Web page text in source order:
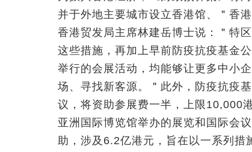
并于外地主要城市设立香港馆、＂香
香港贸发局主席林建岳博士说：＂特
这些措施，再加上早前防疫抗疫基金
举行的会展活动，均能够让更多中小
场、寻找新客源。＂此外，防疫抗疫
议，将资助参展费一半，上限10,000
亚洲国际博览馆举办的展览和国际会
助，涉及6.2亿港元，旨在以一系列措